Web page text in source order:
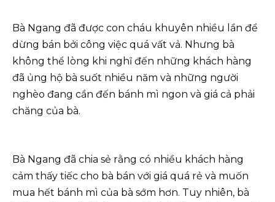
Bà Ngang đã được con cháu khuyên nhiều lần để
dừng bán bởi công việc quá vất vả. Nhưng bà
không thể lòng khi nghĩ đến những khách hàng
đã ủng hộ bà suốt nhiều năm và những người
nghèo đang cần đến bánh mì ngon và giá cả phải
chăng của bà.
Bà Ngang đã chia sẻ rằng có nhiều khách hàng
cảm thấy tiếc cho bà bán với giá quá rẻ và muốn
mua hết bánh mì của bà sớm hơn. Tuy nhiên, bà